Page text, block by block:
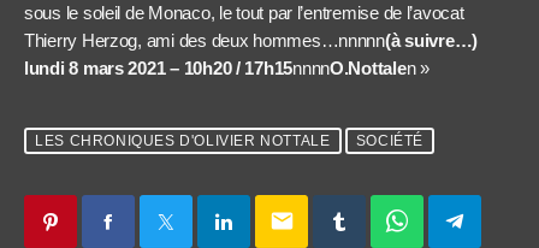
sous le soleil de Monaco, le tout par l’entremise de l’avocat
Thierry Herzog, ami des deux hommes…nnnnn(à suivre…)
lundi 8 mars 2021 – 10h20 / 17h15nnnnO.Nottalen »
LES CHRONIQUES D'OLIVIER NOTTALE SOCIÉTÉ
email